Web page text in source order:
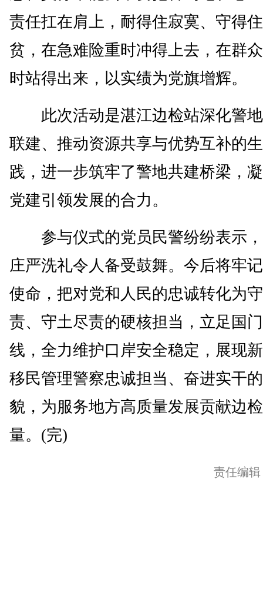
责任扛在肩上，耐得住寂寞、守得
贫，在急难险重时冲得上去，在群
时站得出来，以实绩为党旗增辉。
此次活动是湛江边检站深化警
联建、推动资源共享与优势互补的
践，进一步筑牢了警地共建桥梁，
党建引领发展的合力。
参与仪式的党员民警纷纷表示
庄严洗礼令人备受鼓舞。今后将牢
使命，把对党和人民的忠诚转化为
责、守土尽责的硬核担当，立足国
线，全力维护口岸安全稳定，展现
移民管理警察忠诚担当、奋进实干
貌，为服务地方高质量发展贡献边
量。(完)
责任编